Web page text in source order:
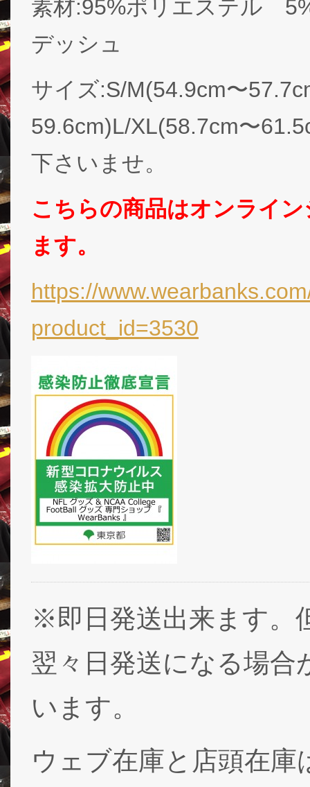
素材:95%ポリエステル
デッシュ
サイズ:S/M(54.9cm〜
59.6cm)L/XL(58.7cm〜
下さいませ。
こちらの商品はオンライ
ます。
https://
product_id=3530
※即日発送出来ます。
翌々日発送になる場
います。
ウェブ在庫と店頭在